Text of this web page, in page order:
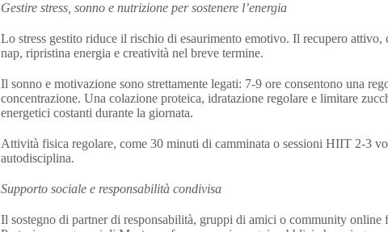
Gestire stress, sonno e nutrizione per sostenere l’energia
Lo stress gestito riduce il rischio di esaurimento emotivo. Il recupero attivo,
nap, ripristina energia e creatività nel breve termine.
Il sonno e motivazione sono strettamente legati: 7-9 ore consentono una
concentrazione. Una colazione proteica, idratazione regolare e limitare
energetici costanti durante la giornata.
Attività fisica regolare, come 30 minuti di camminata o sessioni HIIT 2-3
autodisciplina.
Supporto sociale e responsabilità condivisa
Il sostegno di partner di responsabilità, gruppi di amici o community